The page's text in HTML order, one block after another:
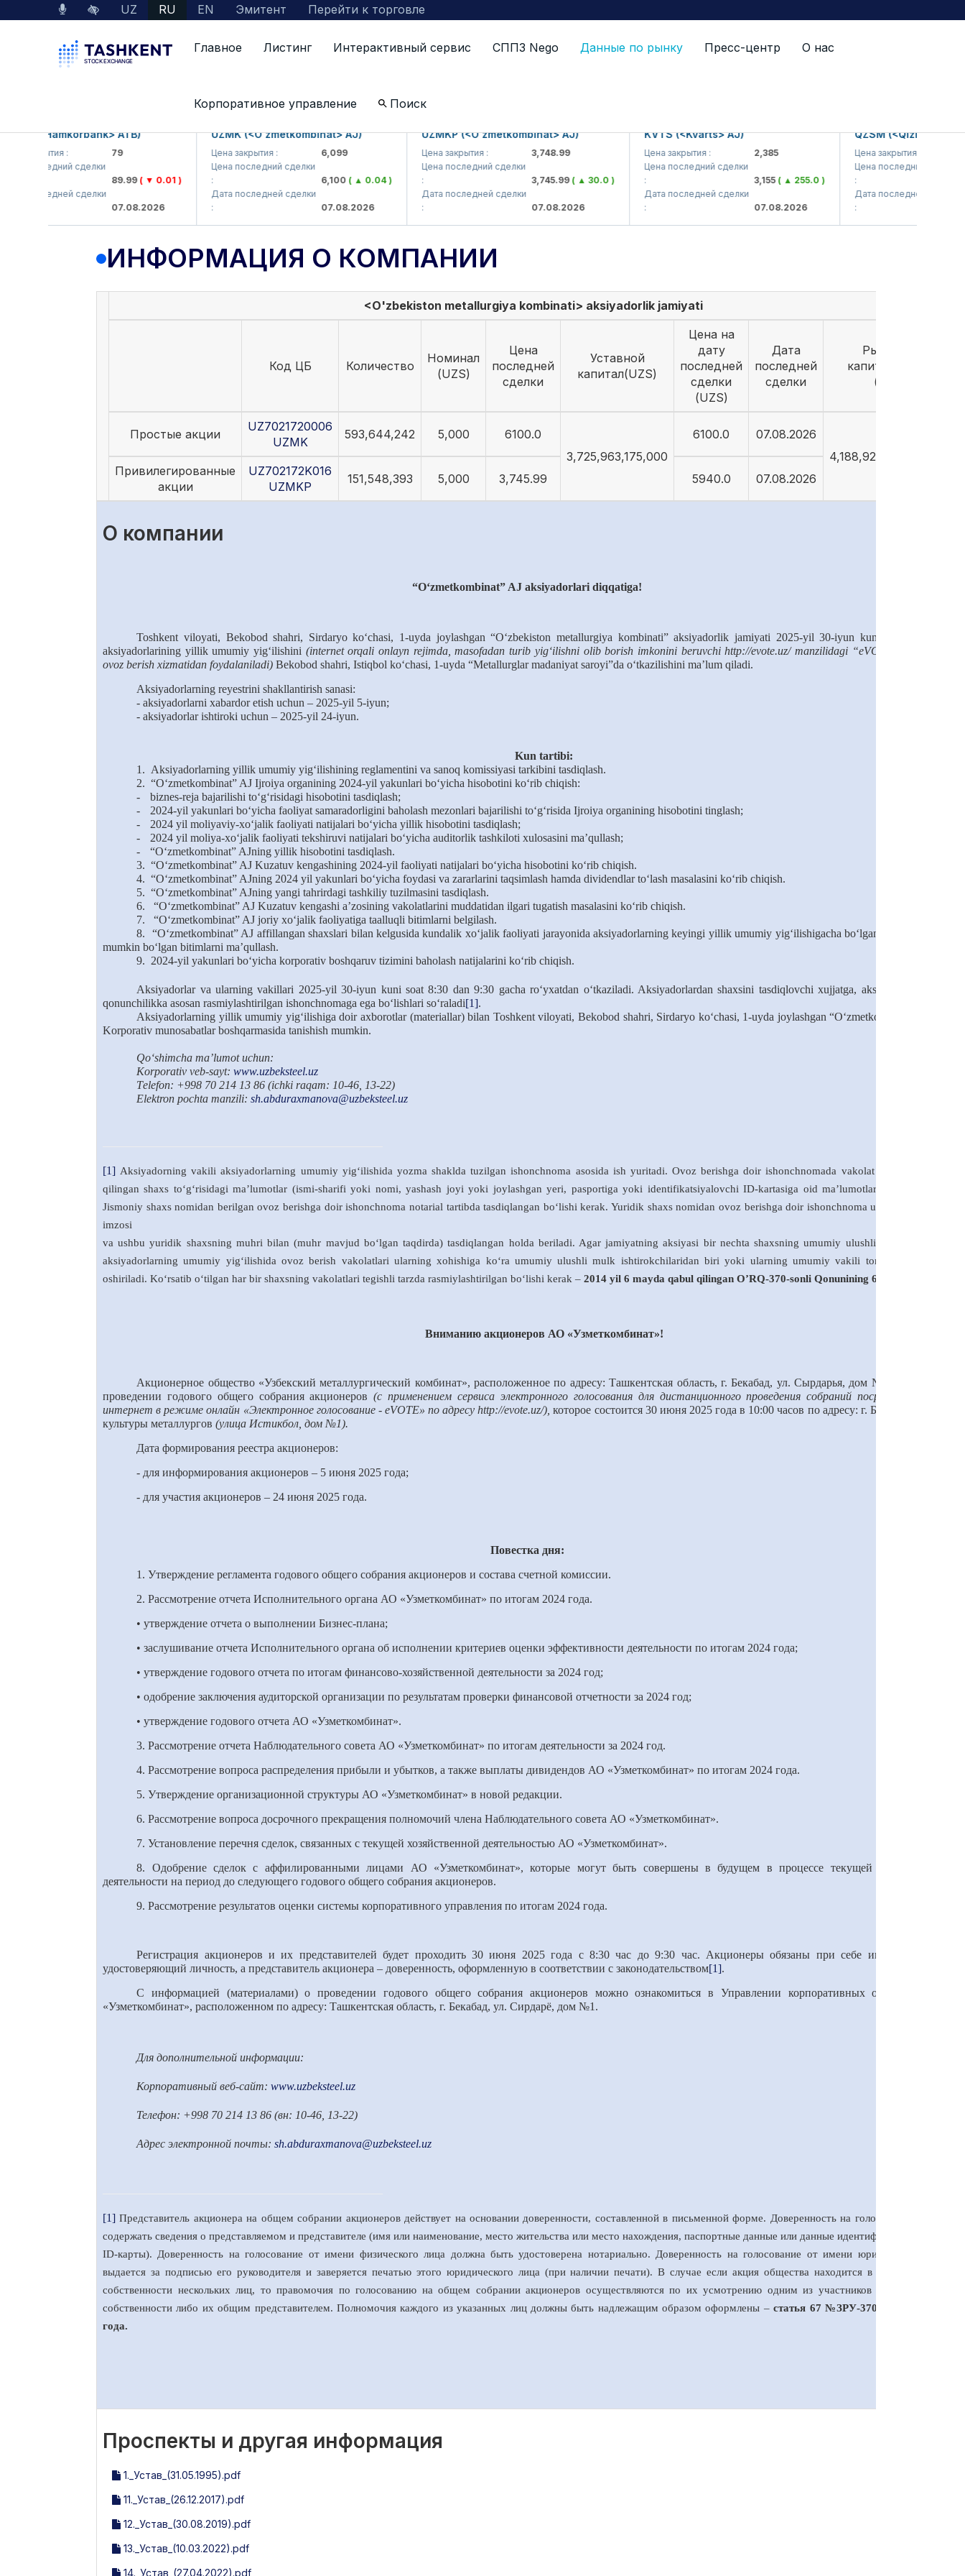
UZ RU EN Эмитент Перейти к торговле
Главное Листинг Интерактивный сервис СППЗ Nego Данные по рынку Пресс-центр О нас
Корпоративное управление Поиск
Информация о компании
(<Hamkorbank> ATB)
сделки
89.99( ▼ 0.01 )
сделки
07.08.2026
UZMK (<O'zmetkombinat> AJ)
Цена закрытия :
6,099
Цена последний сделки
6,100( ▲ 0.04 )
Дата последней сделки
07.08.2026
UZMKP (<O'zmetkombinat> AJ)
Цена закрытия :
3,748.99
Цена последний сделки
3,745.99( ▲ 30.0 )
Дата последней сделки
07.08.2026
KVTS (<Kvarts> AJ)
Цена закрытия :
Цена последний сделки
( ▲ 255.0 )
Дата последней сделки
07.08.2026
QZSM (<Qizilqumsement>
Цена закрытия :
Цена последний сделки
Дата последней сделки
ИНФОРМАЦИЯ О КОМПАНИИ
<O'zbekiston metallurgiya kombinati> aksiyadorlik jamiyati
Код ЦБ Количество
Номинал
(UZS)
Цена
последней
сделки
Уставной
капитал(UZS)
Цена на
дату
последней
сделки
(UZS)
Дата
последней
сделки
Рыночная
капитализация
(UZS)
Простые акции
UZ7021720006
UZMK
593,644,242 5,000
6100.0
3,725,963,175,000
6100.0
07.08.2026
4,188,928,640,894.07
Привилегированные
акции
UZ702172K016
UZMKP
151,548,393 5,000 3,745.99 5940.0 07.08.2026
О компании
“O‘zmetkombinat” AJ aksiyadorlari diqqatiga!
Toshkent viloyati, Bekobod shahri, Sirdaryo ko‘chasi, 1-uyda joylashgan “O‘zbekiston metallurgiya kombinati” aksiyadorlik jamiyati 2025-yil 30-iyun kuni soat 10:00 da
aksiyadorlarining yillik umumiy yig‘ilishini (internet orqali onlayn rejimda, masofadan turib yig‘ilishni olib borish imkonini beruvchi http://evote.uz/ manzilidagi “eVOTE” – Elektron
ovoz berish xizmatidan foydalaniladi) Bekobod shahri, Istiqbol ko‘chasi, 1-uyda “Metallurglar madaniyat saroyi”da o‘tkazilishini ma’lum qiladi.
Aksiyadorlarning reyestrini shakllantirish sanasi:
- aksiyadorlarni xabardoretishuchun – 2025-yil 5-iyun;
- aksiyadorlarishtirokiuchun – 2025-yil 24-iyun.
Kun tartibi:
1. Aksiyadorlarning yillik umumiy yig‘ilishining reglamentini va sanoq komissiyasi tarkibini tasdiqlash.
2. “O‘zmetkombinat” AJ Ijroiya organining 2024-yil yakunlari bo‘yicha hisobotini ko‘rib chiqish:
-
biznes-reja bajarilishi to‘g‘risidagi hisobotini tasdiqlash;
-
2024-yil yakunlari bo‘yicha faoliyat samaradorligini baholash mezonlari bajarilishi to‘g‘risidaIjroiya organining hisobotini tinglash;
-
2024 yil moliyaviy-xo‘jalik faoliyati natijalari bo‘yicha yillik hisobotini tasdiqlash;
-
2024 yil moliya-xo‘jalik faoliyati tekshiruvi natijalari bo‘yicha auditorlik tashkiloti xulosasini maʼqullash;
-
“O‘zmetkombinat” AJning yillik hisobotini tasdiqlash.
3. “O‘zmetkombinat” AJ Kuzatuv kengashining 2024-yil faoliyati natijalari bo‘yicha hisobotini ko‘rib chiqish.
4. “O‘zmetkombinat” AJning 2024 yil yakunlari bo‘yicha foydasi va zararlarini taqsimlash hamda dividendlar to‘lash masalasini ko‘rib chiqish.
5. “O‘zmetkombinat” AJning yangi tahrirdagi tashkiliy tuzilmasini tasdiqlash.
6.
“O‘zmetkombinat” AJ Kuzatuv kengashi aʼzosining vakolatlarini muddatidan ilgari tugatish masalasini ko‘rib chiqish.
7.
“O‘zmetkombinat” AJ joriy xo‘jalik faoliyatiga taalluqli bitimlarni belgilash.
8.
“O‘zmetkombinat” AJ affillangan shaxslari bilan kelgusida kundalik xo‘jalik faoliyati jarayonida aksiyadorlarning keyingi yillik umumiy yig‘ilishigacha bo‘lgan davrda tuzilishi
mumkin bo‘lgan bitimlarni ma’qullash.
9. 2024-yil yakunlari bo‘yicha korporativ boshqaruv tizimini baholash natijalarini ko‘rib chiqish.
Aksiyadorlar va ularning vakillari 2025-yil 30-iyun kuni soat 8:30 dan 9:30 gacha ro‘yxatdan o‘tkaziladi. Aksiyadorlardan shaxsini tasdiqlovchi xujjatga, aksiyador vakilidan
qonunchilikka asosan rasmiylashtirilgan ishonchnomaga ega bo‘lishlari so‘raladi[1].
Aksiyadorlarning yillik umumiy yig‘ilishiga doir axborotlar (materiallar) bilan Toshkent viloyati, Bekobod shahri, Sirdaryo ko‘chasi, 1-uyda joylashgan “O‘zmetkombinat” AJning
Korporativ munosabatlar boshqarmasida tanishish mumkin.
Qo‘shimchama’lumot uchun:
Korporativveb-sayt:www.uzbeksteel.uz
Telefon: +998 70 214 13 86 (ichki raqam: 10-46, 13-22)
Elektron pochta manzili:sh.abduraxmanova@uzbeksteel.uz
[1] Aksiyadorning vakili aksiyadorlarning umumiy yig‘ilishida yozma shaklda tuzilgan ishonchnoma asosida ish yuritadi. Ovoz berishga doir ishonchnomada vakolat bergan va vakil
qilingan shaxs to‘g‘risidagi ma’lumotlar (ismi-sharifi yoki nomi, yashash joyi yoki joylashganyeri, pasportiga yoki identifikatsiyalovchi ID-kartasiga oid ma’lumotlar) bo‘lishi lozim.
Jismoniy shaxs nomidan berilgan ovoz berishga doir ishonchnoma notarial tartibda tasdiqlangan bo‘lishi kerak. Yuridik shaxs nomidan ovoz berishga doir ishonchnoma uning rahbarining
imzosi
va ushbu yuridik shaxsning muhri bilan (muhr mavjud bo‘lgan taqdirda) tasdiqlangan holda beriladi. Agar jamiyatning aksiyasi bir nechta shaxsning umumiy ulushli mulkida bo‘lsa,
aksiyadorlarning umumiy yig‘ilishida ovoz berish vakolatlari ularning xohishiga ko‘ra umumiy ulushli mulk ishtirokchilaridan biri yoki ularning umumiy vakili tomonidan amalga
oshiriladi. Ko‘rsatib o‘tilgan har bir shaxsning vakolatlari tegishli tarzda rasmiylashtirilgan bo‘lishi kerak – 2014 yil 6 mayda qabul qilingan O’RQ-370-sonli Qonunining 67 moddasi.
Вниманию акционеров АО «Узметкомбинат»!
Акционерное общество «Узбекский металлургический комбинат», расположенное по адресу: Ташкентская область, г. Бекабад, ул. Сырдарья, дом №1, сообщает о
проведении годового общего собрания акционеров(сприменением сервиса электронного голосования для дистанционного проведения собраний посредством сети
интернет в режиме онлайн «Электронное голосование - eVOTE» по адресу http://evote.uz/) ,которое состоится 30 июня 2025года в 10:00 часов по адресу: г. Бекабад, Дворец
культуры металлургов (улица Истикбол, дом №1).
Дата формирования реестра акционеров:
- для информирования акционеров – 5 июня 2025 года;
- для участия акционеров – 24 июня 2025 года.
Повестка дня:
1. Утверждение регламента годового общего собрания акционеров и состава счетной комиссии.
2. Рассмотрение отчета Исполнительного органа АО «Узметкомбинат» по итогам 2024 года.
• утверждение отчета о выполнении Бизнес-плана;
• заслушивание отчета Исполнительного органа об исполнении критериев оценки эффективности деятельности по итогам 2024 года;
• утверждение годового отчета по итогам финансово-хозяйственной деятельности за 2024 год;
• одобрение заключения аудиторской организации по результатам проверки финансовой отчетности за 2024 год;
• утверждение годового отчета АО «Узметкомбинат».
3. Рассмотрение отчета Наблюдательного совета АО «Узметкомбинат» по итогам деятельности за 2024 год.
4. Рассмотрение вопроса распределения прибыли и убытков, а также выплаты дивидендов АО «Узметкомбинат» по итогам 2024 года.
5. Утверждение организационной структуры АО «Узметкомбинат» в новой редакции.
6. Рассмотрение вопроса досрочного прекращения полномочий члена Наблюдательного совета АО «Узметкомбинат».
7. Установление перечня сделок, связанных с текущей хозяйственной деятельностью АО «Узметкомбинат».
8. Одобрение сделок с аффилированными лицами АО «Узметкомбинат», которые могут быть совершены в будущем в процессе текущей хозяйственной
деятельности на период до следующего годового общего собрания акционеров.
9. Рассмотрение результатов оценки системы корпоративного управления по итогам 2024 года.
Регистрация акционеров и их представителей будет проходить 30 июня 2025 года с 8:30 час до 9:30 час. Акционеры обязаны при себе иметь документ,
удостоверяющий личность, а представитель акционера – доверенность, оформленную в соответствии с законодательством[1].
С информацией (материалами) о проведении годового общего собрания акционеров можно ознакомиться в Управлении корпоративных отношений АО
«Узметкомбинат», расположенном по адресу: Ташкентская область, г. Бекабад, ул. Сирдарё, дом №1.
Для дополнительной информации:
Корпоративный веб-сайт:www.uzbeksteel.uz
Телефон: +998 70 214 13 86 (вн: 10-46, 13-22)
Адрес электронной почты:sh.abduraxmanova@uzbeksteel.uz
[1] Представитель акционера на общем собрании акционеров действует на основании доверенности, составленной в письменной форме. Доверенность на голосование должна
содержать сведения о представляемом и представителе (имя или наименование, место жительства или место нахождения, паспортные данные или данные идентификационной
ID-карты). Доверенность на голосование от имени физического лица должна быть удостоверена нотариально. Доверенность на голосование от имени юридического лица
выдается за подписью его руководителя и заверяется печатью этого юридического лица (при наличии печати). В случае если акция общества находится в общей долевой
собственности нескольких лиц, то правомочия по голосованию на общем собрании акционеров осуществляются по их усмотрению одним из участников общей долевой
собственности либо их общим представителем. Полномочия каждого из указанных лиц должны быть надлежащим образом оформлены –статья 67№ЗРУ-370 от 6 мая 2014
года.
Проспекты и другая информация
1._Устав_(31.05.1995).pdf
11._Устав_(26.12.2017).pdf
12._Устав_(30.08.2019).pdf
13._Устав_(10.03.2022).pdf
14._Устав_(27.04.2022).pdf